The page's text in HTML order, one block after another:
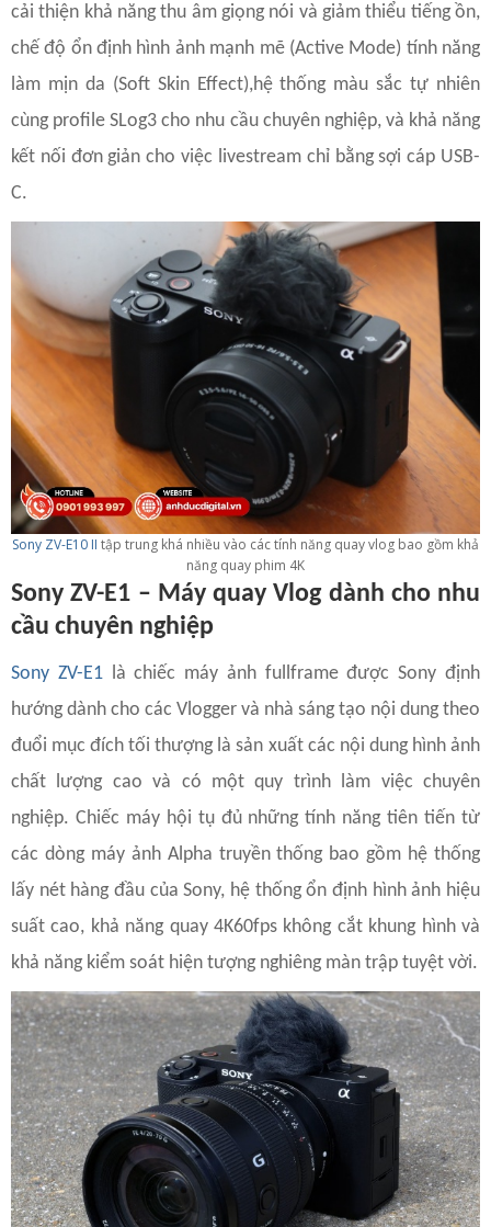
cải thiện khả năng thu âm giọng nói và giảm thiểu tiếng ồn,
chế độ ổn định hình ảnh mạnh mẽ (Active Mode) tính năng
làm mịn da (Soft Skin Effect),hệ thống màu sắc tự nhiên
cùng profile SLog3 cho nhu cầu chuyên nghiệp, và khả năng
kết nối đơn giản cho việc livestream chỉ bằng sợi cáp USB-
C.
Sony ZV-E10 II tập trung khá nhiều vào các tính năng quay vlog bao gồm khả
năng quay phim 4K
Sony ZV-E1 – Máy quay Vlog dành cho nhu
cầu chuyên nghiệp
Sony ZV-E1là chiếc máy ảnh fullframe được Sony định
hướng dành cho các Vlogger và nhà sáng tạo nội dung theo
đuổi mục đích tối thượng là sản xuất các nội dung hình ảnh
chất lượng cao và có một quy trình làm việc chuyên
nghiệp. Chiếc máy hội tụ đủ những tính năng tiên tiến từ
các dòng máy ảnh Alpha truyền thống bao gồm hệ thống
lấy nét hàng đầu của Sony, hệ thống ổn định hình ảnh hiệu
suất cao, khả năng quay 4K60fps không cắt khung hình và
khả năng kiểm soát hiện tượng nghiêng màn trập tuyệt vời.